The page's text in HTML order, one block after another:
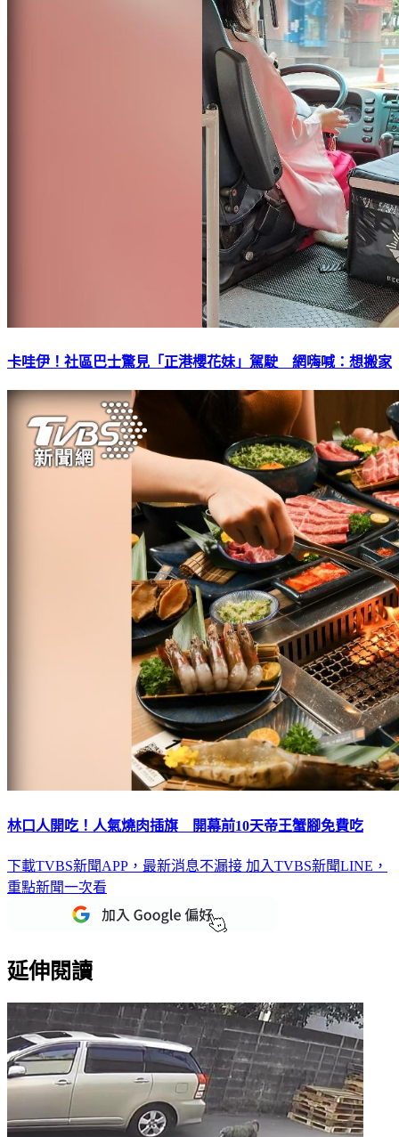
卡哇伊！社區巴士驚見「正港櫻花妹」駕駛 網嗨喊：想搬家
林口人開吃！人氣燒肉插旗 開幕前10天帝王蟹腳免費吃
下載TVBS新聞APP，最新消息不漏接 加入TVBS新聞LINE，
重點新聞一次看
延伸閱讀